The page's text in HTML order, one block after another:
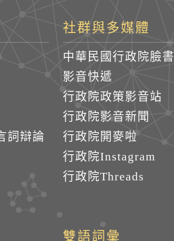
詞辯論
社群與多媒體
中華民國行政院臉書
影音快遞
行政院政策影音站
行政院影音新聞
行政院開麥啦
行政院Instagram
行政院Threads
雙語詞彙